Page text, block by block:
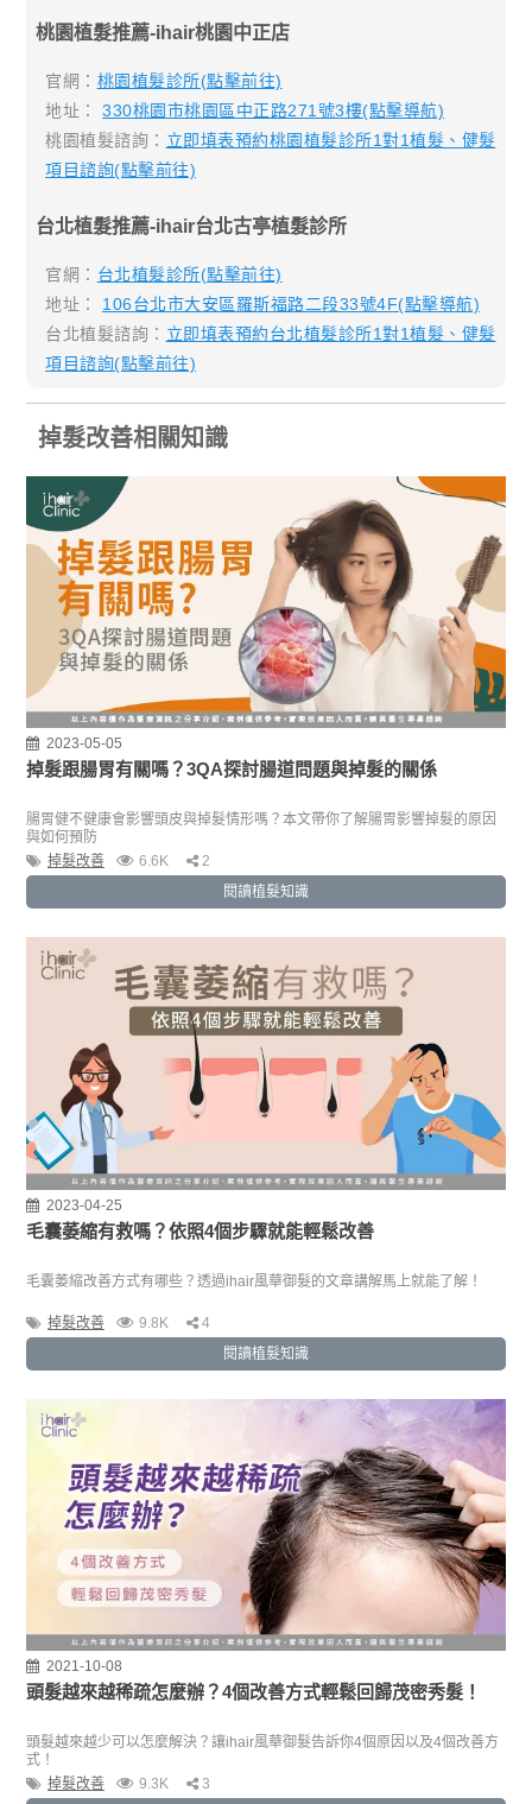
桃園植髮推薦-ihair桃園中正店
官網： 桃園植髮診所(點擊前往)
地址：330桃園市桃園區中正路271號3樓(點擊導航)
桃園植髮諮詢： 立即填表預約桃園植髮診所1對1植髮、健髮
項目諮詢(點擊前往)
台北植髮推薦-ihair台北古亭植髮診所
官網： 台北植髮診所(點擊前往)
地址： 106台北市大安區羅斯福路二段33號4F(點擊導航)
台北植髮諮詢： 立即填表預約台北植髮診所1對1植髮、健髮
項目諮詢(點擊前往)
掉髮改善相關知識
2023-05-05
掉髮跟腸胃有關嗎？3QA探討腸道問題與掉髮的關係
腸胃健不健康會影響頭皮與掉髮情形嗎？本文帶你了解腸胃影響掉髮的原因
與如何預防
掉髮改善
6.6K
2
閱讀植髮知識
2023-04-25
毛囊萎縮有救嗎？依照4個步驟就能輕鬆改善
毛囊萎縮改善方式有哪些？透過ihair風華御髮的文章講解馬上就能了解！
掉髮改善 9.8K
4
閱讀植髮知識
2021-10-08
頭髮越來越稀疏怎麼辦？4個改善方式輕鬆回歸茂密秀髮！
頭髮越來越少可以怎麼解決？讓ihair風華御髮告訴你4個原因以及4個改善方
式！
掉髮改善
9.3K
3